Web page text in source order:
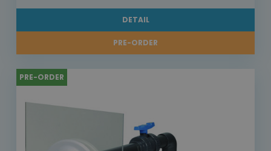
DETAIL
PRE-ORDER
PRE-ORDER